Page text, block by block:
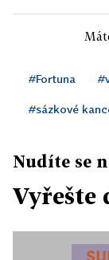
#Fortuna
#sázkové
Nudíte se
Vyřešte